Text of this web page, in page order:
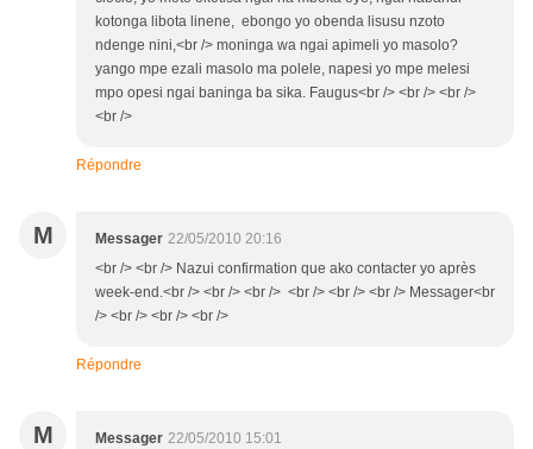
kotonga libota linene, ebongo yo obenda lisusu nzoto
ndenge nini,<br /> moninga wa ngai apimeli yo masolo?
yango mpe ezali masolo ma polele, napesi yo mpe melesi
mpo opesi ngai baninga ba sika. Faugus<br /> <br /> <br />
<br />
Répondre
M Messager 22/05/2010 20:16
<br /> <br /> Nazui confirmation que ako contacter yo après
week-end.<br /> <br /> <br /> <br /> <br /> <br /> Messager<br
/> <br /> <br /> <br />
Répondre
M Messager 22/05/2010 15:01